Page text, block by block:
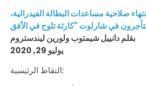
صلاحية مساعدات البطالة الفيدرالية،
في شارلوت "كارثة تلوح في الأفق
بقلم دانييل شيمتوب ولورين ليندستروم
يوليو 29, 2020
النقاط الرئيسية: